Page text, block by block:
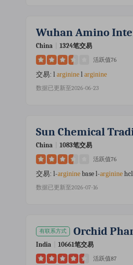
Wuhan Amino
China 1324笔交易
活跃值76
交易: l arginine l arginine
数据已更新至2026-06-23
Sun Chemical
China 1083笔交易
活跃值76
交易: l-arginine base l-arginine hcl
数据已更新至2026-07-16
有联系方式 Orchid
India 10661笔交易
活跃值87